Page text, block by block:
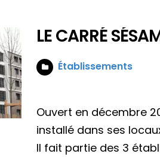
LE CARRÉ
Établissements
Ouvert en décembre
installé dans ses
Il fait partie des 3